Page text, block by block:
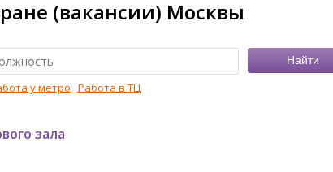
(вакансии) Москвы
у метро Работа в ТЦ
зала